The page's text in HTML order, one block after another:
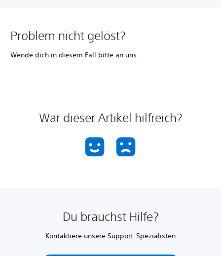
Problem nicht gelöst?
Wende dich in diesem Fall bitte an uns.
War dieser Artikel hilfreich?
Du brauchst Hilfe?
Kontaktiere unsere Support-Spezialisten